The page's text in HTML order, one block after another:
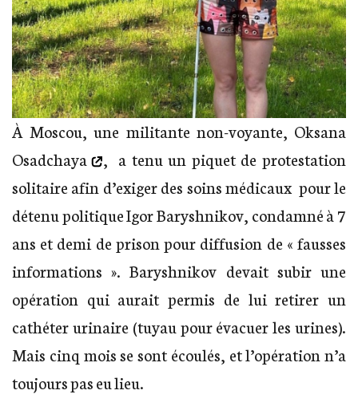
À Moscou, une militante non-voyante, Oksana
Osadchaya
, a tenu un piquet de protestation
solitaire afin d’exiger des soins médicaux pour le
détenu politique Igor Baryshnikov, condamné à 7
ans et demi de prison pour diffusion de « fausses
informations ». Baryshnikov devait subir une
opération qui aurait permis de lui retirer un
cathéter urinaire (tuyau pour évacuer les urines).
Mais cinq mois se sont écoulés, et l’opération n’a
toujours pas eu lieu.